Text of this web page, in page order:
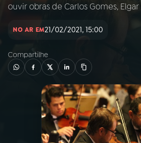
INÍCIO
02A RÁDIO
PROGRAMAÇÃO
PROGRAMAS
ouvir obras de Carlos Gomes, Elgar
NO AR EM21/02/2021, 15:00
Compartilhe